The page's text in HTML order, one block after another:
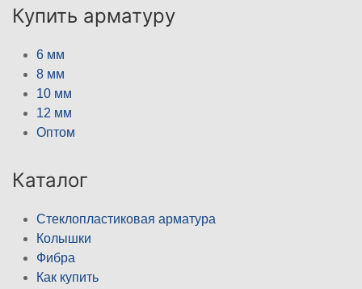
Купить арматуру
6 мм
8 мм
10 мм
12 мм
Оптом
Каталог
Стеклопластиковая арматура
Колышки
Фибра
Как купить